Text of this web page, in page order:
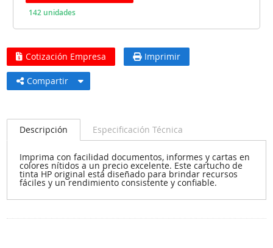
142 unidades
Cotización Empresa Imprimir
Compartir
Descripción Especificación Técnica
Imprima con facilidad documentos, informes y cartas en
colores nítidos a un precio excelente. Este cartucho de
tinta HP original está diseñado para brindar recursos
fáciles y un rendimiento consistente y confiable.